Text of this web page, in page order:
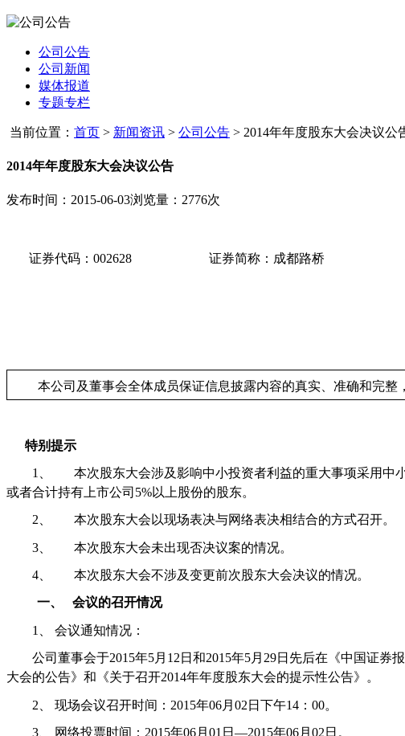
公司公告
公司新闻
媒体报道
专题专栏
当前位置： 首页 > 新闻资讯 > 公司公告 > 2014年年度股东大会决议公
2014年年度股东大会决议公告
发布时间：2015-06-03浏览量：2776次
证券代码： 002628 证券简称：成都路桥
本公司及董事会全体成员保证信息披露内容的真实、准确和完整
特别提示
1、 本次股东大会涉及影响中小投资者利益的重大事项采用中
或者合计持有上市公司 5%以上股份的股东。
2、 本次股东大会以现场表决与网络表决相结合的方式召开。
3、 本次股东大会未出现否决议案的情况。
4、 本次股东大会不涉及变更前次股东大会决议的情况。
一、 会议的召开情况
1、 会议通知情况：
公司董事会于2015年5月 12 日和2015年5月 29日先后在《中国证券
大会的公告》和《关于召开2014年年度股东大会的提示性公告》。
2、 现场会议召开时间： 2015年06月 02 日下午14 ： 00。
3、 网络投票时间： 2015年06月 01 日 —2015年06月 02 日。